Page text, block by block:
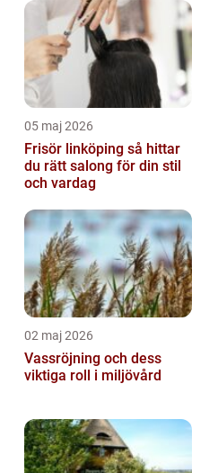
05 maj 2026
Frisör linköping så hittar
du rätt salong för din stil
och vardag
02 maj 2026
Vassröjning och dess
viktiga roll i miljövård